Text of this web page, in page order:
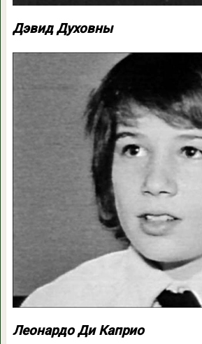
Дэвид Духовны
Леонардо Ди Каприо